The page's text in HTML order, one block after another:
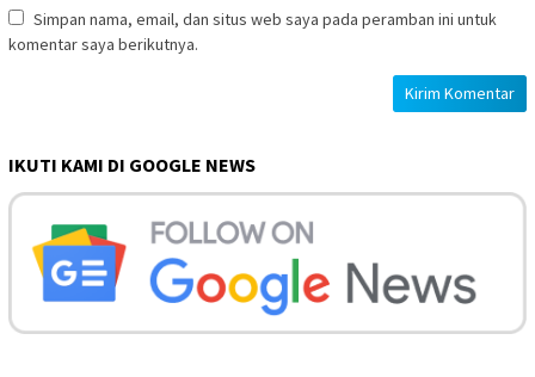
Simpan nama, email, dan situs web saya pada peramban ini untuk
komentar saya berikutnya.
IKUTI KAMI DI GOOGLE NEWS